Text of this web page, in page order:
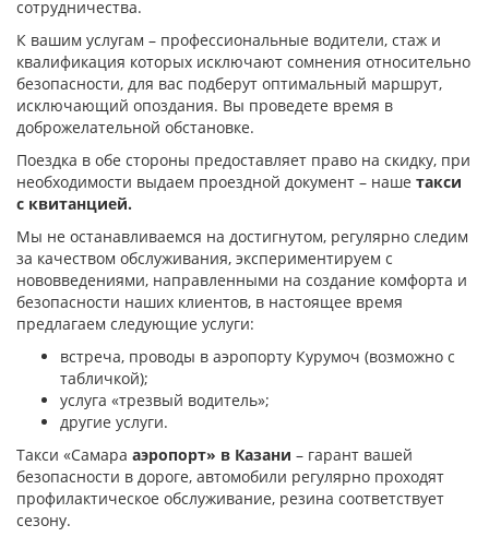
сотрудничества.
К вашим услугам – профессиональные водители, стаж и
квалификация которых исключают сомнения относительно
безопасности, для вас подберут оптимальный маршрут,
исключающий опоздания. Вы проведете время в
доброжелательной обстановке.
Поездка в обе стороны предоставляет право на скидку, при
необходимости выдаем проездной документ – наше такси
с квитанцией.
Мы не останавливаемся на достигнутом, регулярно следим
за качеством обслуживания, экспериментируем с
нововведениями, направленными на создание комфорта и
безопасности наших клиентов, в настоящее время
предлагаем следующие услуги:
встреча, проводы в аэропорту Курумоч (возможно с
табличкой);
услуга «трезвый водитель»;
другие услуги.
Такси «Самара аэропорт» в Казани – гарант вашей
безопасности в дороге, автомобили регулярно проходят
профилактическое обслуживание, резина соответствует
сезону.